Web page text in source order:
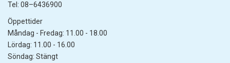
Tel: 08–6436900
Öppettider
Måndag - Fredag: 11.00 - 18.00
Lördag: 11.00 - 16.00
Söndag: Stängt